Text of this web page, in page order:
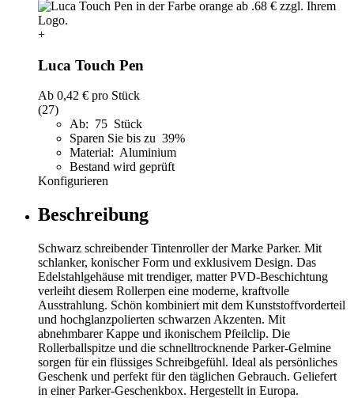
+
Luca Touch Pen
Ab 0,42 € pro Stück
(27)
Ab: 75 Stück
Sparen Sie bis zu 39%
Material: Aluminium
Bestand wird geprüft
Konfigurieren
Beschreibung
Schwarz schreibender Tintenroller der Marke Parker. Mit
schlanker, konischer Form und exklusivem Design. Das
Edelstahlgehäuse mit trendiger, matter PVD-Beschichtung
verleiht diesem Rollerpen eine moderne, kraftvolle
Ausstrahlung. Schön kombiniert mit dem Kunststoffvorderteil
und hochglanzpolierten schwarzen Akzenten. Mit
abnehmbarer Kappe und ikonischem Pfeilclip. Die
Rollerballspitze und die schnelltrocknende Parker-Gelmine
sorgen für ein flüssiges Schreibgefühl. Ideal als persönliches
Geschenk und perfekt für den täglichen Gebrauch. Geliefert
in einer Parker-Geschenkbox. Hergestellt in Europa.